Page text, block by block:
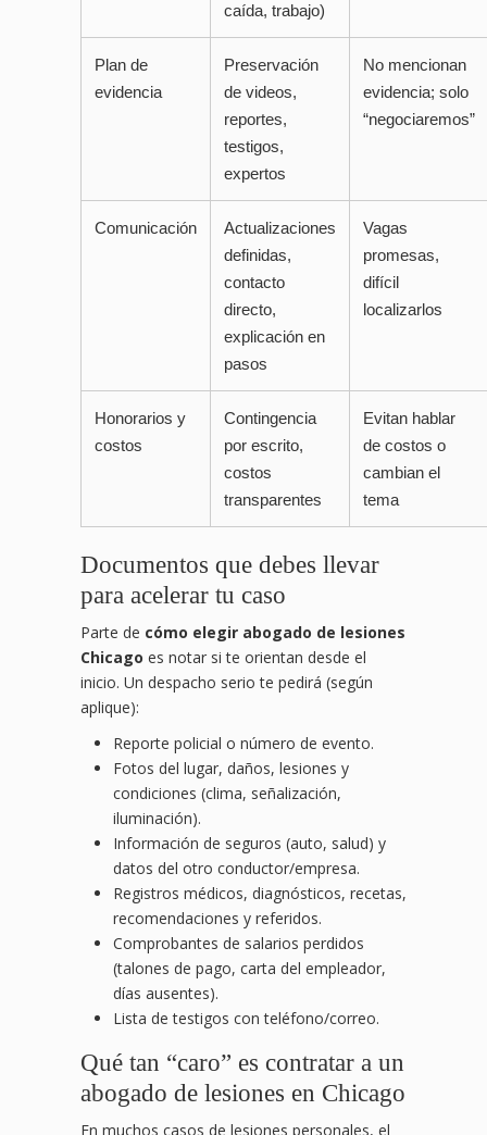
caída, trabajo)
Plan de
evidencia
Preservación
de videos,
reportes,
testigos,
expertos
No mencionan
evidencia; solo
“negociaremos”
Comunicación
Actualizaciones
definidas,
contacto
directo,
explicación en
pasos
Vagas
promesas,
difícil
localizarlos
Honorarios y
costos
Contingencia
por escrito,
costos
transparentes
Evitan hablar
de costos o
cambian el
tema
Documentos que debes llevar
para acelerar tu caso
Parte de cómo elegir abogado de lesiones
Chicago es notar si te orientan desde el
inicio. Un despacho serio te pedirá (según
aplique):
Reporte policial o número de evento.
Fotos del lugar, daños, lesiones y
condiciones (clima, señalización,
iluminación).
Información de seguros (auto, salud) y
datos del otro conductor/empresa.
Registros médicos, diagnósticos, recetas,
recomendaciones y referidos.
Comprobantes de salarios perdidos
(talones de pago, carta del empleador,
días ausentes).
Lista de testigos con teléfono/correo.
Qué tan “caro” es contratar a un
abogado de lesiones en Chicago
En muchos casos de lesiones personales, el